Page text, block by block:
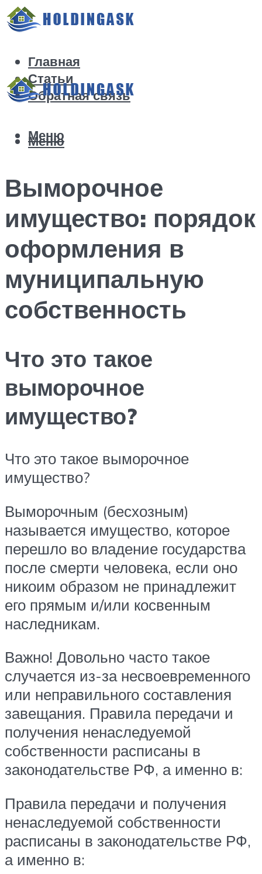
Главная
Статьи
Обратная связь
Меню
Меню
Выморочное
имущество: порядок
оформления в
муниципальную
собственность
Что это такое
выморочное
имущество?
Что это такое выморочное
имущество?
Выморочным (бесхозным)
называется имущество, которое
перешло во владение государства
после смерти человека, если оно
никоим образом не принадлежит
его прямым и/или косвенным
наследникам.
Важно! Довольно часто такое
случается из-за несвоевременного
или неправильного составления
завещания. Правила передачи и
получения ненаследуемой
собственности расписаны в
законодательстве РФ, а именно в:
Правила передачи и получения
ненаследуемой собственности
расписаны в законодательстве РФ,
а именно в: